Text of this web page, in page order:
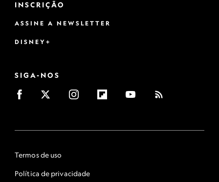
INSCRIÇÃO
ASSINE A NEWSLETTER
DISNEY+
SIGA-NOS
Termos de uso
Política de privacidade